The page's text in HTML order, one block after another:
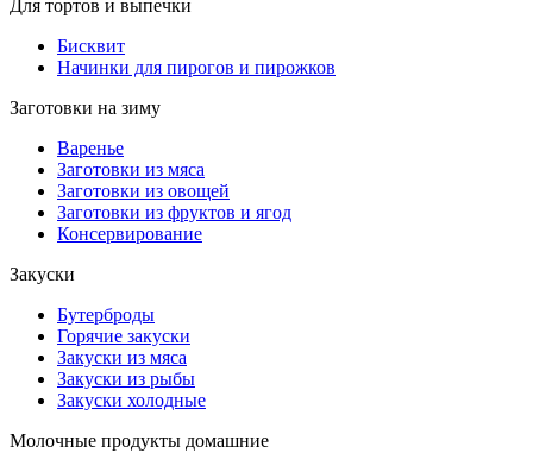
Для тортов и выпечки
Бисквит
Начинки для пирогов и пирожков
Заготовки на зиму
Варенье
Заготовки из мяса
Заготовки из овощей
Заготовки из фруктов и ягод
Консервирование
Закуски
Бутерброды
Горячие закуски
Закуски из мяса
Закуски из рыбы
Закуски холодные
Молочные продукты домашние